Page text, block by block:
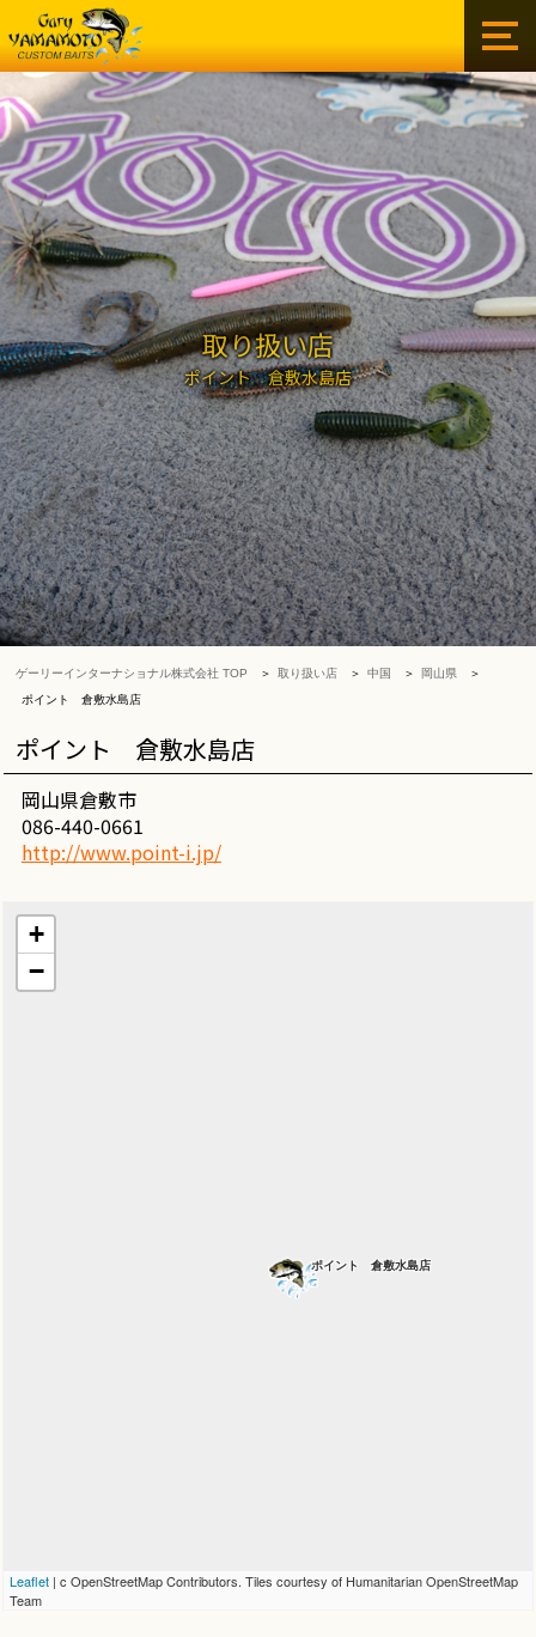
ゲ
ー
リ
ー
イ
ン
タ
ー
ナ
シ
ョ
ナ
ル
株
式
会
社
取り扱い店
ポイント 倉敷水島店
ゲーリーインターナショナル株式会社 TOP 取り扱い店 中国
岡山県
ポイント 倉敷水島店
ポイント 倉敷水島店
岡山県倉敷市
086-440-0661
http://www.point-i.jp/
ポイント 倉敷水島店
+
−
Leaflet | c OpenStreetMap Contributors. Tiles courtesy of Humanitarian OpenStreetMap
Team